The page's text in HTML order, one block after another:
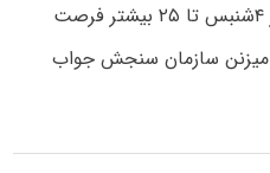
بخوره دفترچه ولی کی اخه .امروز ۴شنبس تا ۲۵ بیشتر فرصت
میزنن سازمان سنجش جواب